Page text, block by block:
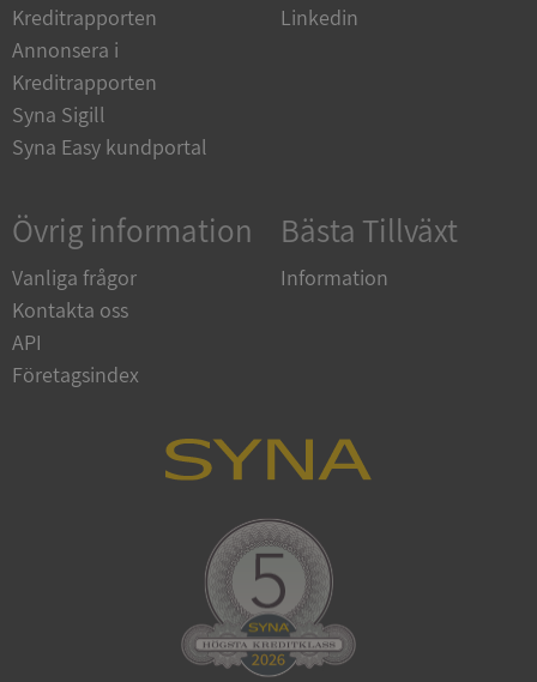
Kreditrapporten
Annonsera i
Kreditrapporten
Syna Sigill
Syna Easy kundportal
Linkedin
Övrig information
Vanliga frågor
Kontakta oss
API
Företagsindex
Bästa Tillväxt
Information
.youtube.com
de.syna.se
Google
Privacy Policy